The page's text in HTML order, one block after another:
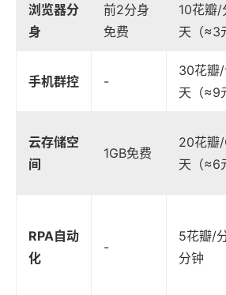
浏览器分
身
前2分身
免费
10花瓣/
天（≈3
手机群控 -
30花瓣
天（≈9
云存储空
间
1GB免费
20花瓣
天（≈6
RPA自动
化
-
5花瓣/
分钟